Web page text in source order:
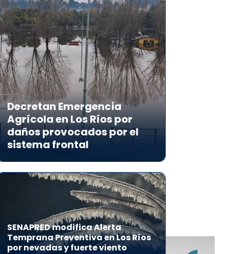
Decretan Emergencia
Agrícola en Los Ríos por
daños provocados por el
sistema frontal
SENAPRED modifica Alerta
Temprana Preventiva en Los Ríos
por nevadas y fuerte viento